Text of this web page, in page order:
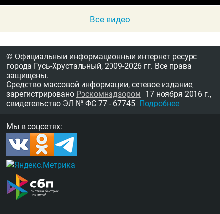
Все видео
© Официальный информационный интернет ресурс
города Гусь-Хрустальный, 2009-2026 гг. Все права
защищены.
Средство массовой информации, сетевое издание,
зарегистрировано Роскомнадзором 17 ноября 2016 г.,
свидетельство ЭЛ № ФС 77 - 67745 Подробнее
Мы в соцсетях: